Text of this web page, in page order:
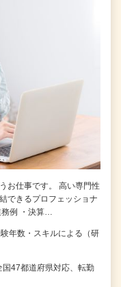
お仕事です。 高い専門性
できるプロフェッショナ
務例 ・決算…
年数・スキルによる（研
47都道府県対応、転勤